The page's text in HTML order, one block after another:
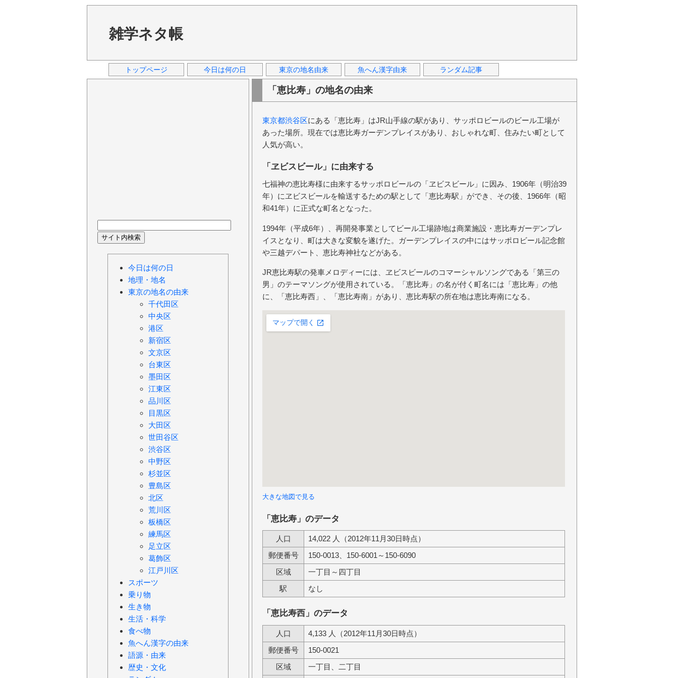
雑学ネタ帳
トップページ 今日は何の日 東京の地名由来 魚へん漢字由来 ランダム記事
「恵比寿」の地名の由来
東京都渋谷区にある「恵比寿」はJR山手線の駅があり、サッポロビールのビール工場が
あった場所。現在では恵比寿ガーデンプレイスがあり、おしゃれな町、住みたい町として
人気が高い。
「ヱビスビール」に由来する
七福神の恵比寿様に由来するサッポロビールの「ヱビスビール」に因み、1906年（明治39
年）にヱビスビールを輸送するための駅として「恵比寿駅」ができ、その後、1966年（昭
和41年）に正式な町名となった。
1994年（平成6年）、再開発事業としてビール工場跡地は商業施設・恵比寿ガーデンプレ
イスとなり、町は大きな変貌を遂げた。ガーデンプレイスの中にはサッポロビール記念館
や三越デパート、恵比寿神社などがある。
JR恵比寿駅の発車メロディーには、ヱビスビールのコマーシャルソングである「第三の
男」のテーマソングが使用されている。「恵比寿」の名が付く町名には「恵比寿」の他
に、「恵比寿西」、「恵比寿南」があり、恵比寿駅の所在地は恵比寿南になる。
大きな地図で見る
「恵比寿」のデータ
人口
14,022 人（2012年11月30日時点）
郵便番号
150-0013、150-6001～150-6090
区域
一丁目～四丁目
駅
なし
「恵比寿西」のデータ
人口
4,133 人（2012年11月30日時点）
郵便番号
150-0021
区域
一丁目、二丁目
今日は何の日
地理・地名
東京の地名の由来
千代田区
中央区
港区
新宿区
文京区
台東区
墨田区
江東区
品川区
目黒区
大田区
世田谷区
渋谷区
中野区
杉並区
豊島区
北区
荒川区
板橋区
練馬区
足立区
葛飾区
江戸川区
スポーツ
乗り物
生き物
生活・科学
食べ物
魚へん漢字の由来
語源・由来
歴史・文化